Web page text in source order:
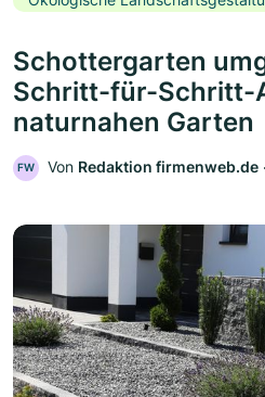
Schottergarten
Schritt-für-Schritt-
naturnahen Garten
FW Von Redaktion firmenweb.de ‧